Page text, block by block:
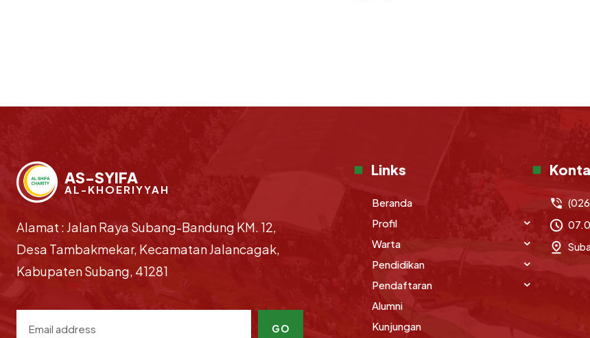
AS-SYIFA
AL-KHOERIYYAH
Alamat : Jalan Raya Subang-Bandung KM. 12,
Desa Tambakmekar, Kecamatan Jalancagak,
Kabupaten Subang, 41281
GO
Links
Beranda
Profil
Warta
Pendidikan
Pendaftaran
Alumni
Kunjungan